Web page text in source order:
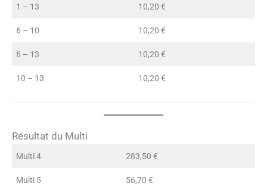
1 – 13 10,20 €
6 – 10 10,20 €
6 – 13 10,20 €
10 – 13 10,20 €
Résultat du Multi
Multi 4 283,50 €
Multi 5 56,70 €